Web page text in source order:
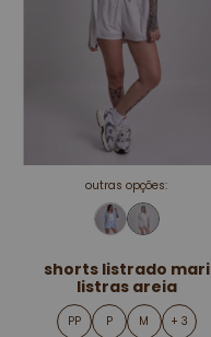
outras opções:
shorts listrado mari
listras areia
PP P M + 3